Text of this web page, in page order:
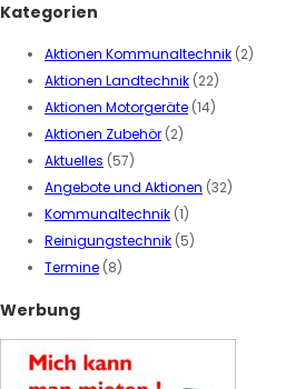
Kategorien
Aktionen Kommunaltechnik (2)
Aktionen Landtechnik (22)
Aktionen Motorgeräte (14)
Aktionen Zubehör (2)
Aktuelles (57)
Angebote und Aktionen (32)
Kommunaltechnik (1)
Reinigungstechnik (5)
Termine (8)
Werbung